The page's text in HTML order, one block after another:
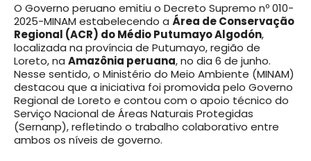
O Governo peruano emitiu o Decreto Supremo nº 010-
2025-MINAM estabelecendo a Área de Conservação
Regional (ACR) do Médio Putumayo Algodón,
localizada na província de Putumayo, região de
Loreto, na Amazônia peruana, no dia 6 de junho.
Nesse sentido, o Ministério do Meio Ambiente (MINAM)
destacou que a iniciativa foi promovida pelo Governo
Regional de Loreto e contou com o apoio técnico do
Serviço Nacional de Áreas Naturais Protegidas
(Sernanp), refletindo o trabalho colaborativo entre
ambos os níveis de governo.